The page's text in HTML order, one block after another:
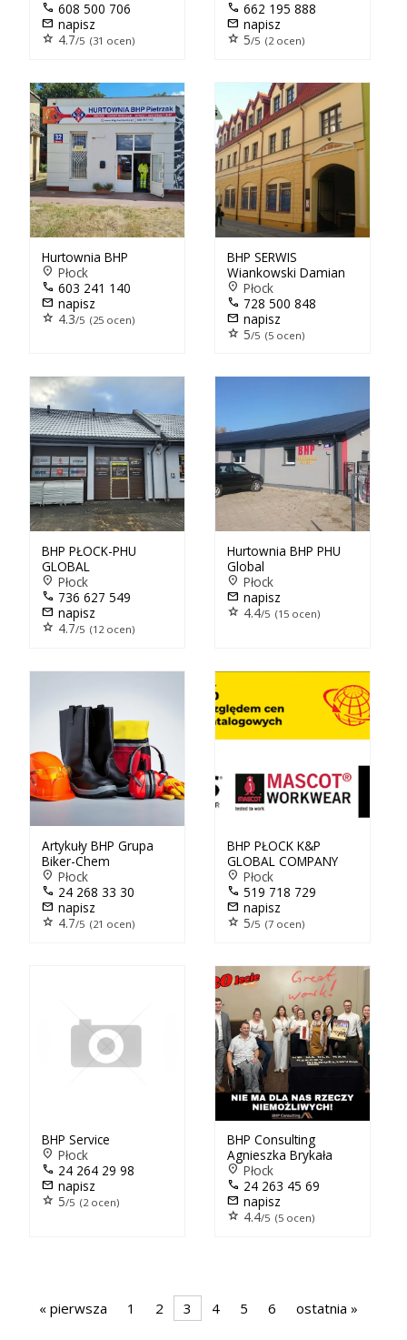
call 608 500 706
mail napisz
star 4.7/5 (31 ocen)
call 662 195 888
mail napisz
star 5/5 (2 ocen)
Hurtownia BHP
location_on Płock
call 603 241 140
mail napisz
star 4.3/5 (25 ocen)
BHP SERWIS
Wiankowski Damian
location_on Płock
call 728 500 848
mail napisz
star 5/5 (5 ocen)
BHP PŁOCK-PHU
GLOBAL
location_on Płock
call 736 627 549
mail napisz
star 4.7/5 (12 ocen)
Hurtownia BHP PHU
Global
location_on Płock
mail napisz
star 4.4/5 (15 ocen)
Artykuły BHP Grupa
Biker-Chem
location_on Płock
call 24 268 33 30
mail napisz
star 4.7/5 (21 ocen)
BHP PŁOCK K&P
GLOBAL COMPANY
location_on Płock
call 519 718 729
mail napisz
star 5/5 (7 ocen)
BHP Service
location_on Płock
call 24 264 29 98
mail napisz
star 5/5 (2 ocen)
BHP Consulting
Agnieszka Brykała
location_on Płock
call 24 263 45 69
mail napisz
star 4.4/5 (5 ocen)
« pierwsza 1 2 3 4 5 6 ostatnia »